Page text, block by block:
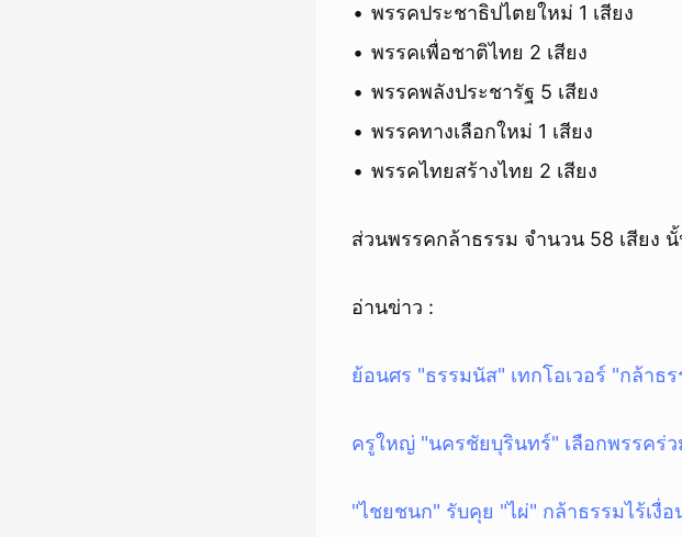
พรรคประชาธิปไตยใหม่ 1 เสียง
พรรคเพื่อชาติไทย 2 เสียง
พรรคพลังประชารัฐ 5 เสียง
พรรคทางเลือกใหม่ 1 เสียง
พรรคไทยสร้างไทย 2 เสียง
ส่วนพรรคกล้าธรรม จำนวน 58 เสียง
อ่านข่าว :
ย้อนศร "ธรรมนัส" เทกโอเวอร์ "กล้าธ
ครูใหญ่ "นครชัยบุรินทร์" เลือกพรรคร่
"ไชยชนก" รับคุย "ไผ่" กล้าธรรมไร้เงื่